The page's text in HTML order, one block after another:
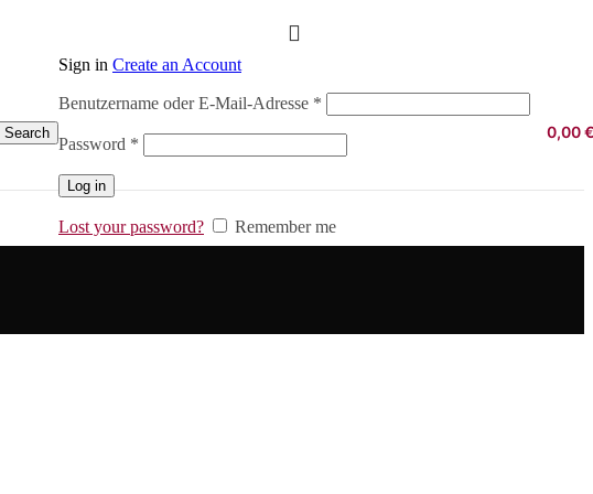
Search
Sign in Create an Account
Benutzername oder E-Mail-Adresse *
Password *
Log in
Lost your password? Remember me
0,00